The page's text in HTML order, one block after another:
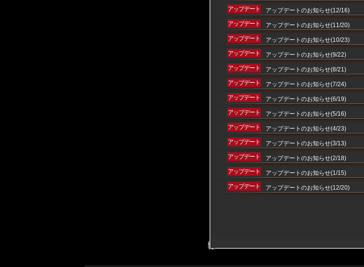
アップデート
アップデートのお知らせ(12/16)
アップデート
アップデートのお知らせ(11/20)
アップデート
アップデートのお知らせ(10/23)
アップデート
アップデートのお知らせ(9/22)
アップデート
アップデートのお知らせ(8/21)
アップデート
アップデートのお知らせ(7/24)
アップデート
アップデートのお知らせ(6/19)
アップデート
アップデートのお知らせ(5/16)
アップデート
アップデートのお知らせ(4/23)
アップデート
アップデートのお知らせ(3/13)
アップデート
アップデートのお知らせ(2/18)
アップデート
アップデートのお知らせ(1/15)
アップデート
アップデートのお知らせ(12/20)